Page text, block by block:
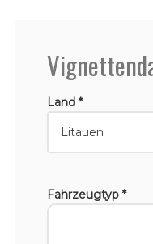
Land *
Fahrzeugtyp *